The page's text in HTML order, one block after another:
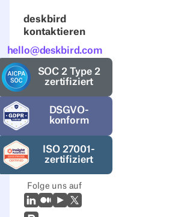
deskbird
kontaktieren
hello@deskbird.com
SOC 2 Type 2
zertifiziert
DSGVO-
konform
ISO 27001-
zertifiziert
Folge uns auf
LinkedIn
MittelYoutubeX (Twitter)